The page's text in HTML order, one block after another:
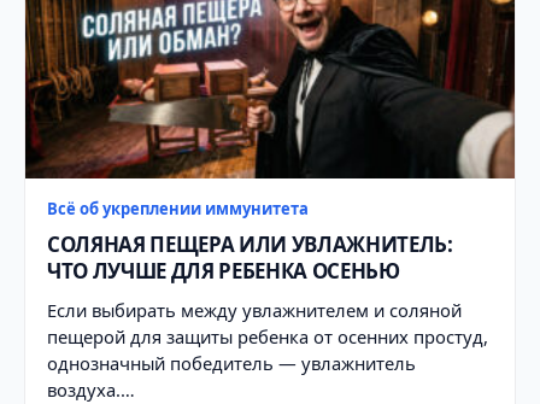
Всё об укреплении иммунитета
СОЛЯНАЯ ПЕЩЕРА ИЛИ УВЛАЖНИТЕЛЬ:
ЧТО ЛУЧШЕ ДЛЯ РЕБЕНКА ОСЕНЬЮ
Если выбирать между увлажнителем и соляной
пещерой для защиты ребенка от осенних простуд,
однозначный победитель — увлажнитель
воздуха.…